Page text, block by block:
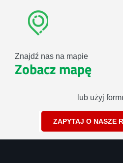
Znajdź nas na mapie
Zobacz mapę
lub użyj
ZAPYTAJ O NASZE